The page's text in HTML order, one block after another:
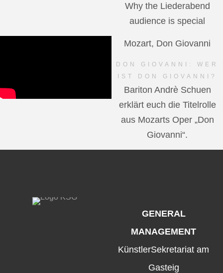
Why the Liederabend
audience is special
Mozart, Don Giovanni
DON GIOVANNI: WER
IST DON GIOVANNI?
Bariton Andrè Schuen
erklärt euch die Titelrolle
aus Mozarts Oper „Don
Giovanni“.
GENERAL
MANAGEMENT
KünstlerSekretariat am
Gasteig